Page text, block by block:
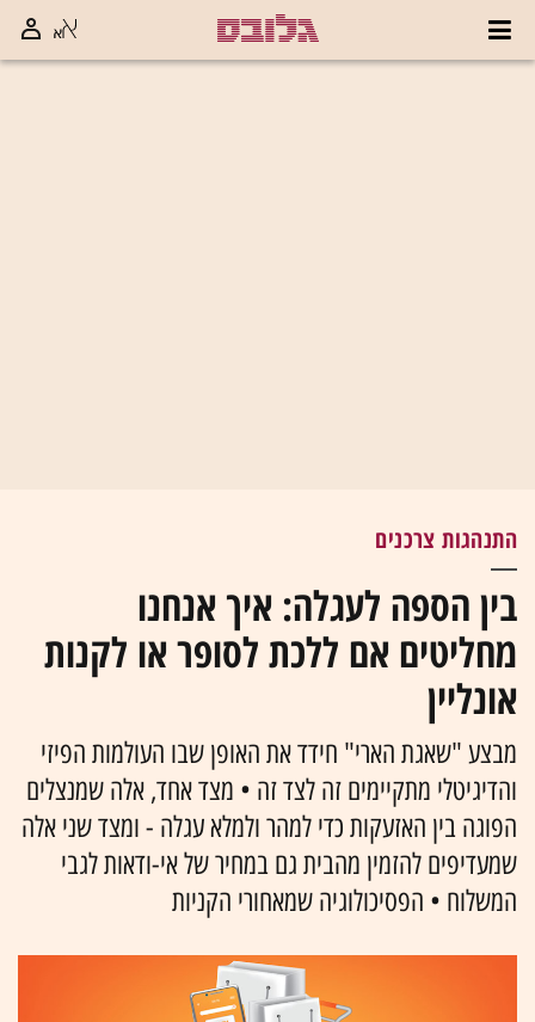
התנהגות צרכנים
בין הספה לעגלה: איך אנחנו
מחליטים אם ללכת לסופר או לקנות
אונליין
מבצע "שאגת הארי" חידד את האופן שבו העולמות הפיזי
והדיגיטלי מתקיימים זה לצד זה • מצד אחד, אלה שמנצלים
הפוגה בין האזעקות כדי למהר ולמלא עגלה - ומצד שני אלה
שמעדיפים להזמין מהבית גם במחיר של אי-ודאות לגבי
המשלוח • הפסיכולוגיה שמאחורי הקניות